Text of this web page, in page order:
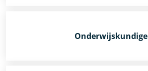
Onderwijskundige